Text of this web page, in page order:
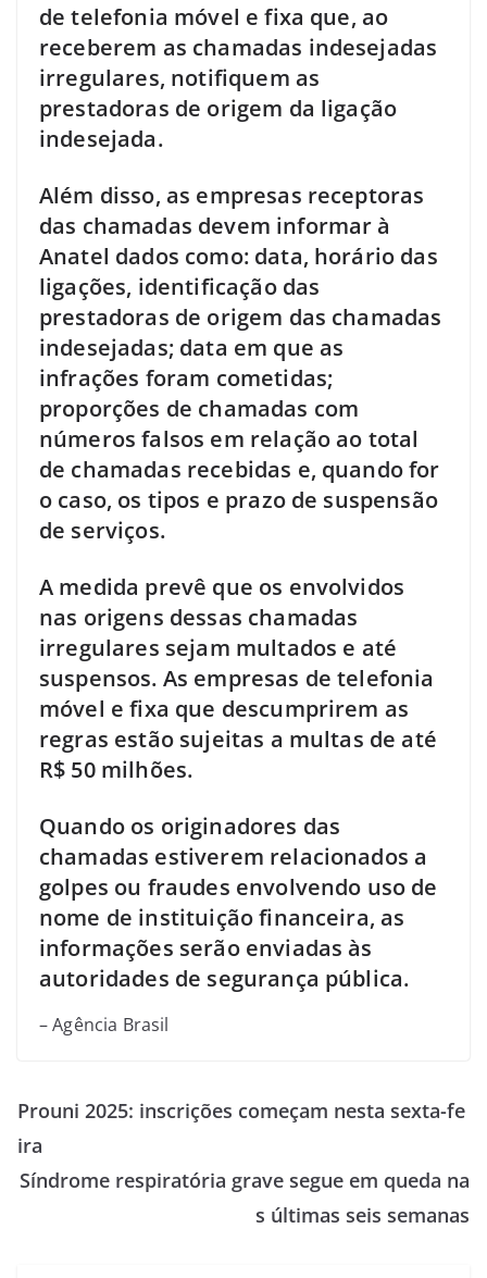
de telefonia móvel e fixa que, ao
receberem as chamadas indesejadas
irregulares, notifiquem as
prestadoras de origem da ligação
indesejada.
Além disso, as empresas receptoras
das chamadas devem informar à
Anatel dados como: data, horário das
ligações, identificação das
prestadoras de origem das chamadas
indesejadas; data em que as
infrações foram cometidas;
proporções de chamadas com
números falsos em relação ao total
de chamadas recebidas e, quando for
o caso, os tipos e prazo de suspensão
de serviços.
A medida prevê que os envolvidos
nas origens dessas chamadas
irregulares sejam multados e até
suspensos. As empresas de telefonia
móvel e fixa que descumprirem as
regras estão sujeitas a multas de até
R$ 50 milhões.
Quando os originadores das
chamadas estiverem relacionados a
golpes ou fraudes envolvendo uso de
nome de instituição financeira, as
informações serão enviadas às
autoridades de segurança pública.
– Agência Brasil
Prouni 2025: inscrições começam nesta sexta-fe
ira
Síndrome respiratória grave segue em queda na
s últimas seis semanas